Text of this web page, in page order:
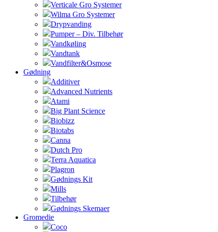
Verticale Gro Systemer
Wilma Gro Systemer
Drypvanding
Pumper – Div. Tilbehør
Vandkøling
Vandtank
Vandfilter&Osmose
Gødning
Additiver
Advanced Nutrients
Atami
Big Plant Science
Biobizz
Biotabs
Canna
Dutch Pro
Terra Aquatica
Plagron
Gødnings Kit
Mills
Tilbehør
Gødnings Skemaer
Gromedie
Coco